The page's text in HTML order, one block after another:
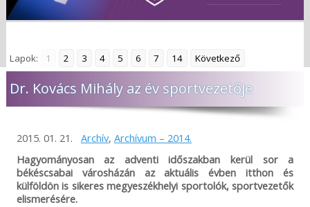
Lapok: 1 2 3 4 5 6 7 14 Következő
Dr. Kovács Mihály az év sportvezetője
2015. 01. 21. Archív, Archívum – 2014.
Hagyományosan az adventi időszakban kerül sor a
békéscsabai városházán az aktuális évben itthon és
külföldön is sikeres megyeszékhelyi sportolók, sportvezetők
elismerésére.